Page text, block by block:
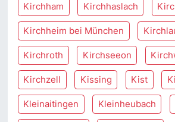
Kirchham Kirchhaslach
Kirchheim bei München
Kirchroth Kirchseeon
Kirchzell Kissing Kist
Kleinaitingen Kleinheubach